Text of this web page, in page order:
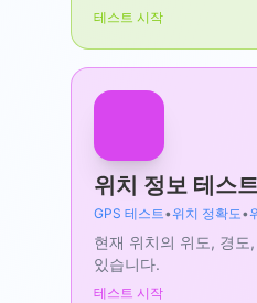
테스트 시작
위치 정보 테스
GPS 테스트•위치 정확도•
현재 위치의 위도, 경도
있습니다.
테스트 시작